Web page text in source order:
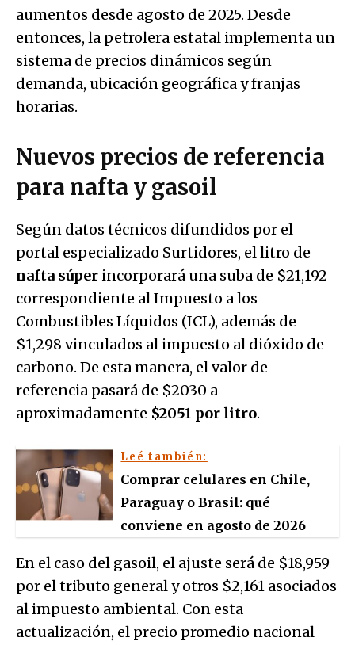
aumentos desde agosto de 2025. Desde
entonces, la petrolera estatal implementa un
sistema de precios dinámicos según
demanda, ubicación geográfica y franjas
horarias.
Nuevos precios de referencia
para nafta y gasoil
Según datos técnicos difundidos por el
portal especializado Surtidores, el litro de
nafta súper incorporará una suba de $21,192
correspondiente al Impuesto a los
Combustibles Líquidos (ICL), además de
$1,298 vinculados al impuesto al dióxido de
carbono. De esta manera, el valor de
referencia pasará de $2030 a
aproximadamente $2051 por litro.
Leé también:
Comprar celulares en Chile,
Paraguay o Brasil: qué
conviene en agosto de 2026
En el caso del gasoil, el ajuste será de $18,959
por el tributo general y otros $2,161 asociados
al impuesto ambiental. Con esta
actualización, el precio promedio nacional